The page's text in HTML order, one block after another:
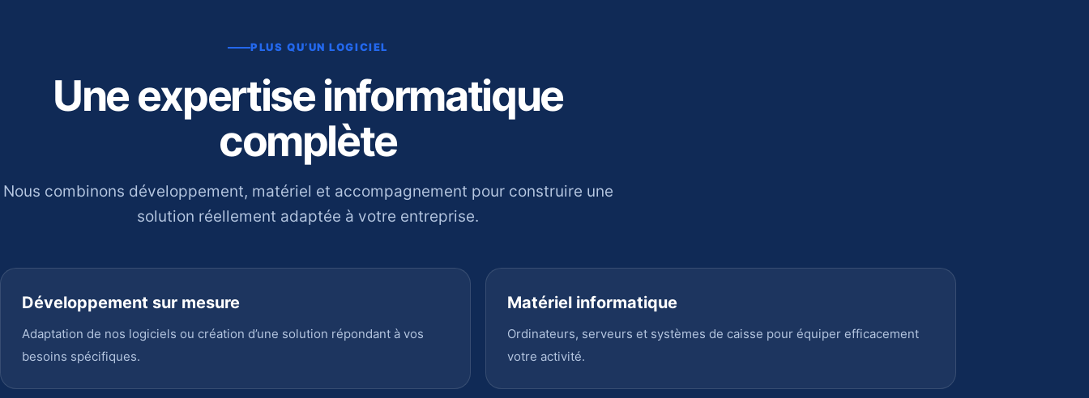
PLUS QU’UN LOGICIEL
Une expertise informatique
complète
Nous combinons développement, matériel et accompagnement pour construire une
solution réellement adaptée à votre entreprise.
Développement sur mesure
Adaptation de nos logiciels ou création d’une solution répondant à vos
besoins spécifiques.
Matériel informatique
Ordinateurs, serveurs et systèmes de caisse pour équiper efficacement
votre activité.